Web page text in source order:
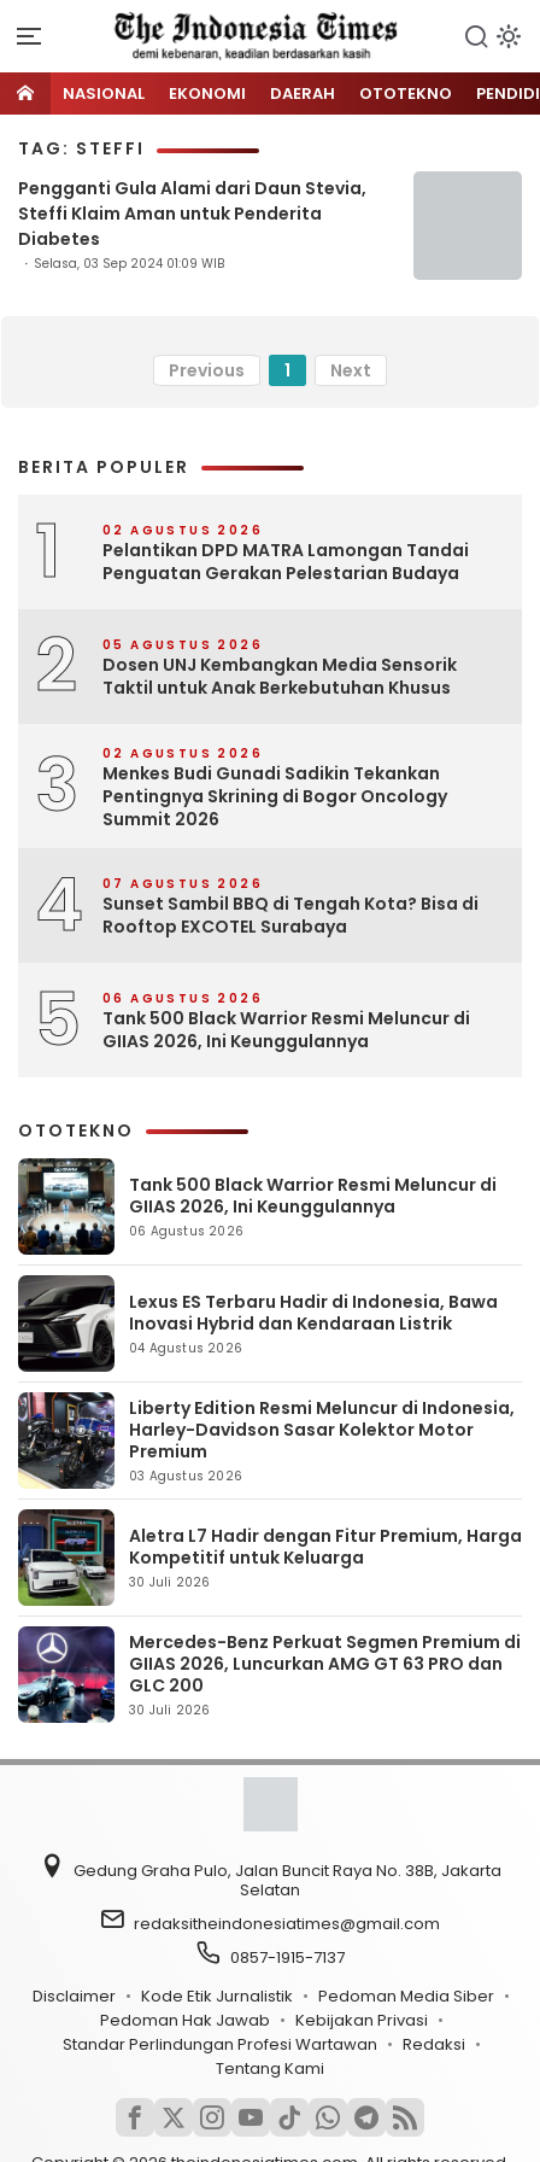
NASIONAL EKONOMI DAERAH OTOTEKNO
TAG: STEFFI
Pengganti Gula Alami dari Daun Stevia,
Steffi Klaim Aman untuk Penderita
Diabetes
Selasa, 03 Sep 2024 01:09 WIB
Previous 1 Next
BERITA POPULER
1 02 AGUSTUS 2026
Pelantikan DPD MATRA Lamongan Tandai
Penguatan Gerakan Pelestarian Budaya
2 05 AGUSTUS 2026
Dosen UNJ Kembangkan Media Sensorik
Taktil untuk Anak Berkebutuhan Khusus
3 02 AGUSTUS 2026
Menkes Budi Gunadi Sadikin Tekankan
Pentingnya Skrining di Bogor Oncology
Summit 2026
4 07 AGUSTUS 2026
Sunset Sambil BBQ di Tengah Kota? Bisa di
Rooftop EXCOTEL Surabaya
5 06 AGUSTUS 2026
Tank 500 Black Warrior Resmi Meluncur di
GIIAS 2026, Ini Keunggulannya
OTOTEKNO
Tank 500 Black Warrior Resmi Meluncur di
GIIAS 2026, Ini Keunggulannya
06 Agustus 2026
Lexus ES Terbaru Hadir di Indonesia, Bawa
Inovasi Hybrid dan Kendaraan Listrik
04 Agustus 2026
Liberty Edition Resmi Meluncur di Indonesia,
Harley-Davidson Sasar Kolektor Motor
Premium
03 Agustus 2026
Aletra L7 Hadir dengan Fitur Premium, Harga
Kompetitif untuk Keluarga
30 Juli 2026
Mercedes-Benz Perkuat Segmen Premium di
GIIAS 2026, Luncurkan AMG GT 63 PRO dan
GLC 200
30 Juli 2026
Gedung Graha Pulo, Jalan Buncit Raya No. 38B, Jakarta
Selatan
redaksitheindonesiatimes@gmail.com
0857-1915-7137
Disclaimer
Kode Etik Jurnalistik
Pedoman Media Siber
Pedoman Hak Jawab
Kebijakan Privasi
Standar Perlindungan Profesi Wartawan
Redaksi
Tentang Kami